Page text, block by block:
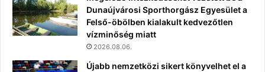
Dunaújvárosi Sporthorgász Egyesület a
Felső-öbölben kialakult kedvezőtlen
vízminőség miatt
2026.08.06.
Újabb nemzetközi sikert könyvelhet el a